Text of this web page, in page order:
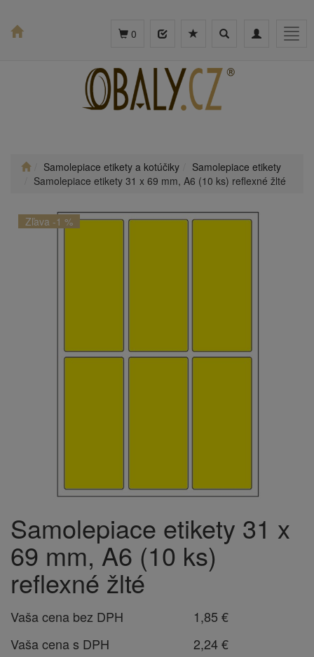
Toggle
Toggle
0
Samolepiace etikety a kotúčiky
Samolepiace etikety
Samolepiace etikety 31 x 69 mm, A6 (10 ks) reflexné žlté
Zľava -1 %
Samolepiace etikety 31 x
69 mm, A6 (10 ks)
reflexné žlté
Vaša cena bez DPH
1,85 €
Vaša cena s DPH
2,24 €